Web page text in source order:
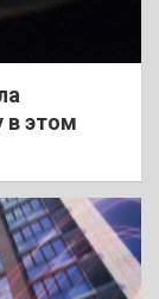
в этом